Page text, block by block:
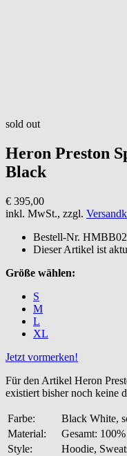
sold out
Heron Preston
Black
€ 395,00
inkl. MwSt., zzgl.
Bestell-Nr.
Dieser Artikel ist
Größe wählen:
S
M
L
XL
Jetzt vormerken!
Für den Artikel Heron
existiert bisher noch keine
Farbe:
Black White,
Material:
Gesamt:
Style:
Hoodie,